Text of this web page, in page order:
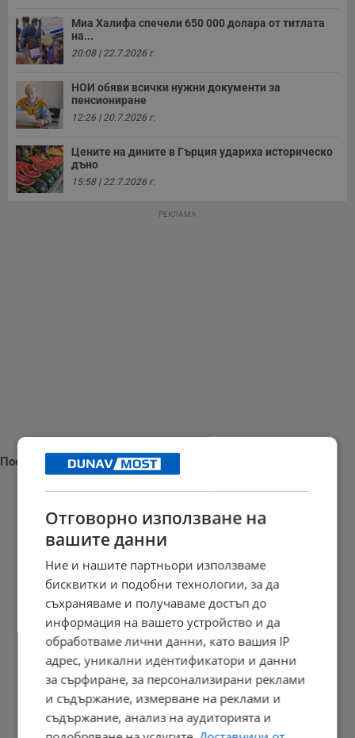
Миа Халифа спечели 650 000 долара от титлата
на...
20:08 | 22.7.2026 г.
НОИ обяви всички нужни документи за
пенсиониране
12:26 | 20.7.2026 г.
Цените на дините в Гърция удариха историческо
дъно
15:58 | 22.7.2026 г.
РЕКЛАМА
Последни новини
Измериха рекордна температура от 41 градуса в Будапеща
23:09 | 6.8.2026 г.
Отвориха магистрала "Тракия" след часове блокада заради...
23:05 | 6.8.2026 г.
Персеидите озаряват небето в средата на август
Отговорно използване на
вашите данни
Ние и нашите партньори използваме
бисквитки и подобни технологии, за да
съхраняваме и получаваме достъп до
информация на вашето устройство и да
обработваме лични данни, като вашия IP
адрес, уникални идентификатори и данни
за сърфиране, за персонализирани реклами
и съдържание, измерване на реклами и
съдържание, анализ на аудиторията и